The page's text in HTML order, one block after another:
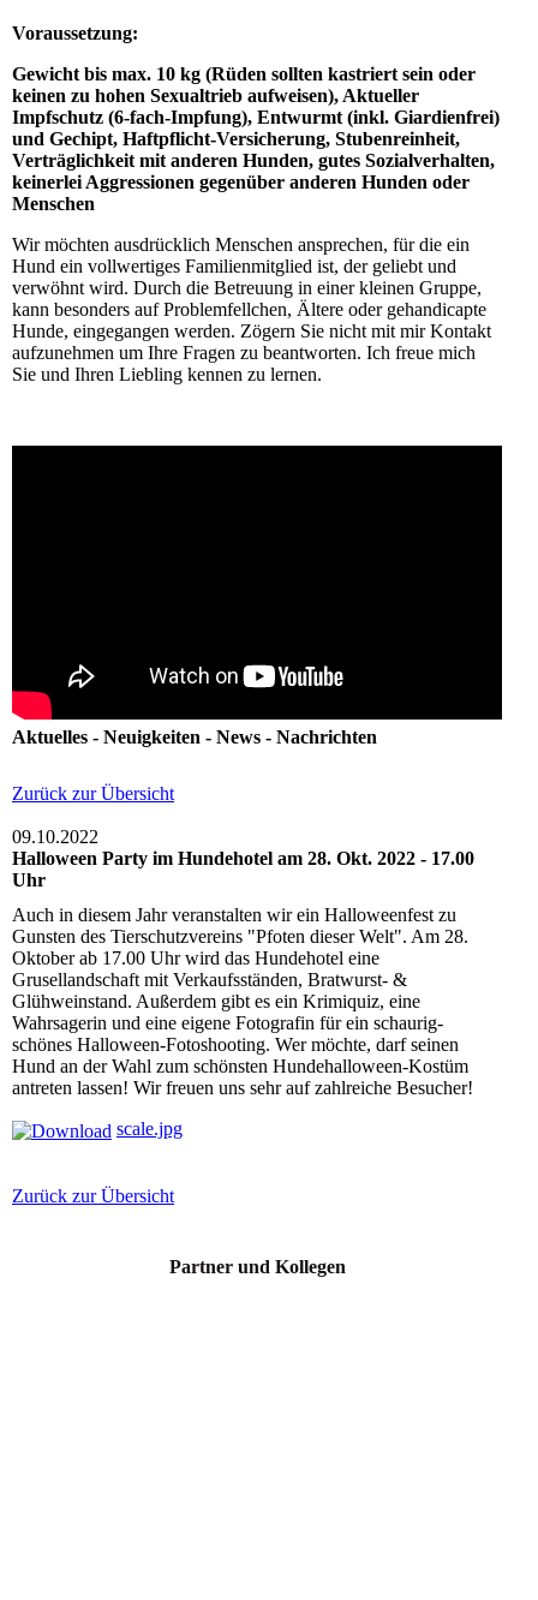
Voraussetzung:
Gewicht bis max. 10 kg (Rüden sollten kastriert sein oder
keinen zu hohen Sexualtrieb aufweisen), Aktueller
Impfschutz (6-fach-Impfung), Entwurmt (inkl. Giardienfrei)
und Gechipt, Haftpflicht-Versicherung, Stubenreinheit,
Verträglichkeit mit anderen Hunden, gutes Sozialverhalten,
keinerlei Aggressionen gegenüber anderen Hunden oder
Menschen
Wir möchten ausdrücklich Menschen ansprechen, für die ein
Hund ein vollwertiges Familienmitglied ist, der geliebt und
verwöhnt wird. Durch die Betreuung in einer kleinen Gruppe,
kann besonders auf Problemfellchen, Ältere oder gehandicapte
Hunde, eingegangen werden. Zögern Sie nicht mit mir Kontakt
aufzunehmen um Ihre Fragen zu beantworten. Ich freue mich
Sie und Ihren Liebling kennen zu lernen.
Aktuelles - Neuigkeiten - News - Nachrichten
Zurück zur Übersicht
09.10.2022
Halloween Party im Hundehotel am 28. Okt. 2022 - 17.00
Uhr
Auch in diesem Jahr veranstalten wir ein Halloweenfest zu
Gunsten des Tierschutzvereins "Pfoten dieser Welt". Am 28.
Oktober ab 17.00 Uhr wird das Hundehotel eine
Grusellandschaft mit Verkaufsständen, Bratwurst- &
Glühweinstand. Außerdem gibt es ein Krimiquiz, eine
Wahrsagerin und eine eigene Fotografin für ein schaurig-
schönes Halloween-Fotoshooting. Wer möchte, darf seinen
Hund an der Wahl zum schönsten Hundehalloween-Kostüm
antreten lassen! Wir freuen uns sehr auf zahlreiche Besucher!
scale.jpg
Zurück zur Übersicht
Partner und Kollegen